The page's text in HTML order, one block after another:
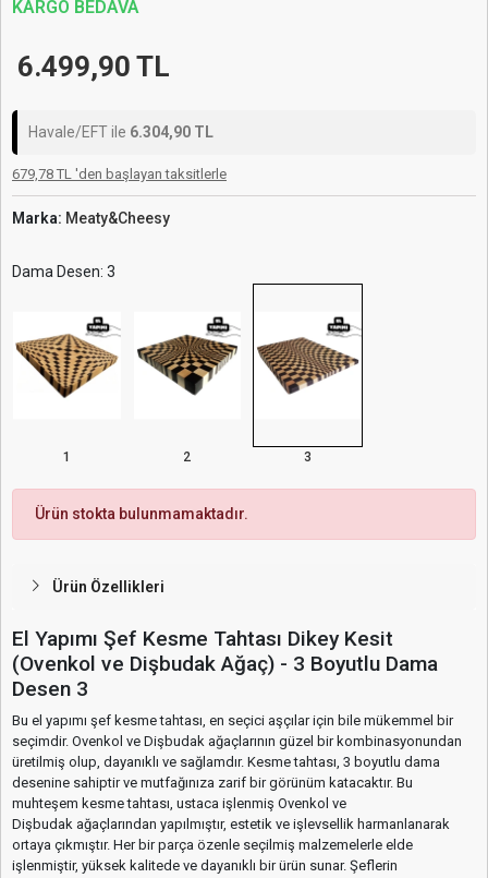
KARGO BEDAVA
6.499,90 TL
Havale/EFT ile 6.304,90 TL
679,78 TL 'den başlayan taksitlerle
Marka: Meaty&Cheesy
Dama Desen: 3
1 2 3
Ürün stokta bulunmamaktadır.
Ürün Özellikleri
El Yapımı Şef Kesme Tahtası Dikey Kesit
(Ovenkol ve Dişbudak Ağaç) - 3 Boyutlu Dama
Desen 3
Bu el yapımı şef kesme tahtası, en seçici aşçılar için bile mükemmel bir
seçimdir. Ovenkol ve Dişbudak ağaçlarının güzel bir kombinasyonundan
üretilmiş olup, dayanıklı ve sağlamdır. Kesme tahtası, 3 boyutlu dama
desenine sahiptir ve mutfağınıza zarif bir görünüm katacaktır. Bu
muhteşem kesme tahtası, ustaca işlenmiş Ovenkol ve
Dişbudak ağaçlarından yapılmıştır, estetik ve işlevsellik harmanlanarak
ortaya çıkmıştır. Her bir parça özenle seçilmiş malzemelerle elde
işlenmiştir, yüksek kalitede ve dayanıklı bir ürün sunar. Şeflerin